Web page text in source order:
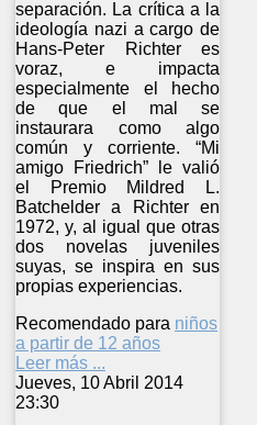
separación. La crítica a la
ideología nazi a cargo de
Hans-Peter Richter es
voraz, e impacta
especialmente el hecho
de que el mal se
instaurara como algo
común y corriente. “Mi
amigo Friedrich” le valió
el Premio Mildred L.
Batchelder a Richter en
1972, y, al igual que otras
dos novelas juveniles
suyas, se inspira en sus
propias experiencias.
Recomendado para niños
a partir de 12 años
Leer más ...
Jueves, 10 Abril 2014
23:30